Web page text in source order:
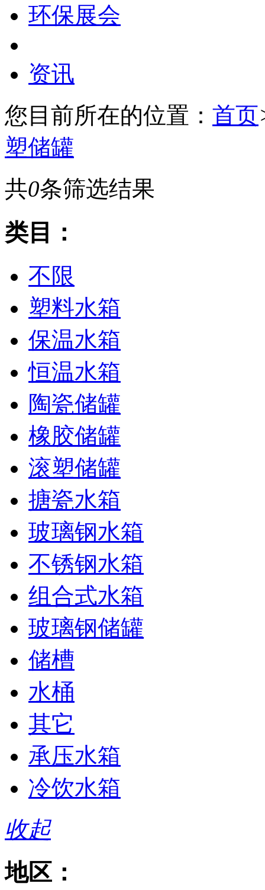
环保展会
资讯
您目前所在的位置： 首页
塑储罐
共0条筛选结果
类目：
不限
塑料水箱
保温水箱
恒温水箱
陶瓷储罐
橡胶储罐
滚塑储罐
搪瓷水箱
玻璃钢水箱
不锈钢水箱
组合式水箱
玻璃钢储罐
储槽
水桶
其它
承压水箱
冷饮水箱
收起
地区：